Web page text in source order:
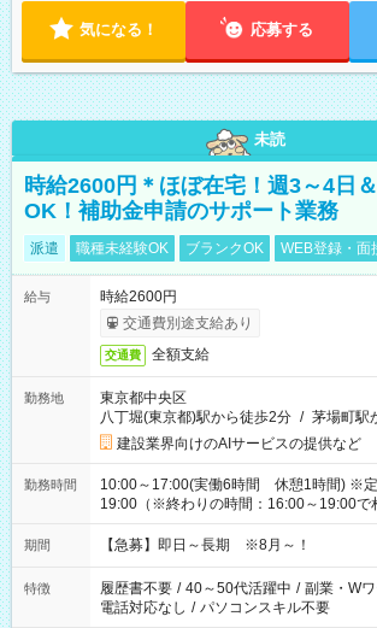
気になる！ 応募する
未読
時給2600円＊ほぼ在宅！週3～4日
OK！補助金申請のサポート業務
派遣 職種未経験OK ブランクOK WEB登録・面
給与
時給2600円
交通費別途支給あり
交通費 全額支給
勤務地
東京都中央区
八丁堀(東京都)駅から徒歩2分 / 茅場町駅
建設業界向けのAIサービスの提供など
勤務時間
10:00～17:00(実働6時間 休憩1時間) ※
19:00（※終わりの時間：16:00～19:00で
期間 【急募】即日～長期 ※8月～！
特徴 履歴書不要 / 40～50代活躍中 / 副業・W
電話対応なし / パソコンスキル不要